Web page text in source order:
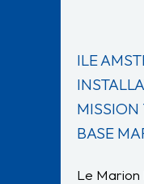
ILE
MISSION
BASE
Le Marion